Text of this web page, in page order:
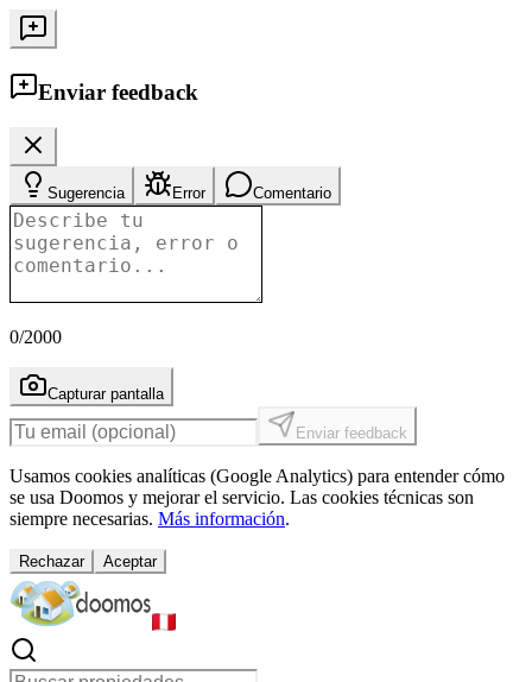
Enviar feedback
Sugerencia Error Comentario
0/2000
Capturar pantalla
Enviar feedback
Usamos cookies analíticas (Google Analytics) para entender cómo
se usa Doomos y mejorar el servicio. Las cookies técnicas son
siempre necesarias. Más información.
Rechazar Aceptar